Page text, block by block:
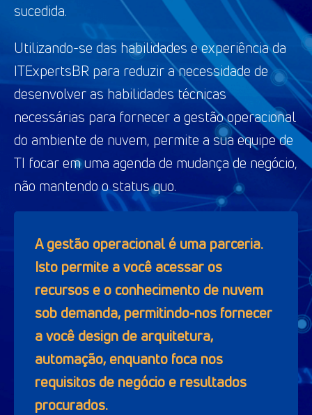
sucedida.
Utilizando-se das habilidades e experiência da
ITExpertsBR para reduzir a necessidade de
desenvolver as habilidades técnicas
necessárias para fornecer a gestão operacional
do ambiente de nuvem, permite a sua equipe de
TI focar em uma agenda de mudança de negócio,
não mantendo o status quo.
A gestão operacional é uma parceria.
Isto permite a você acessar os
recursos e o conhecimento de nuvem
sob demanda, permitindo-nos fornecer
a você design de arquitetura,
automação, enquanto foca nos
requisitos de negócio e resultados
procurados.